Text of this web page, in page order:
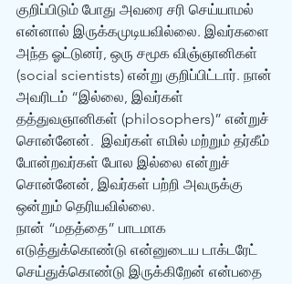
குறிப்பிடும் போது அவரை சரி செய்யாமல்
என்னால் இருக்கமுடியவில்லை. இவர்களை
அந்த ஓட்டுனர், ஒரு சமூக விஞ்ஞானிகள்
(social scientists) என்று குறிப்பிட்டார். நான்
அவரிடம் “இல்லை, இவர்கள்
தத்துவஞானிகள் (philosophers)” என்றுச்
சொன்னேன்.  இவர்கள் எமில் மற்றும் தர்கீம்
போன்றவர்கள் போல இல்லை என்றுச்
சொன்னேன், இவர்கள் பற்றி அவருக்கு
ஒன்றும் தெரியவில்லை.
நான் “மதத்தை” பாடமாக
எடுத்துக்கொண்டு என்னுடைய டாக்டரேட்
செய்துக்கொண்டு இருக்கிறேன் என்பதை